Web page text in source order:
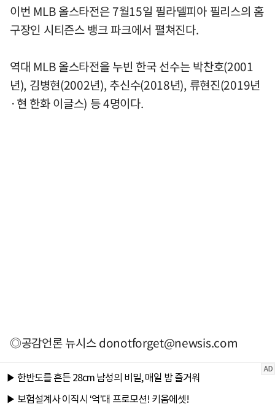
이번 MLB 올스타전은 7월15일 필라델피아 필리스의 홈
구장인 시티즌스 뱅크 파크에서 펼쳐진다.
역대 MLB 올스타전을 누빈 한국 선수는 박찬호(2001
년), 김병현(2002년), 추신수(2018년), 류현진(2019년
·현 한화 이글스) 등 4명이다.
◎공감언론 뉴시스donotforget@newsis.com